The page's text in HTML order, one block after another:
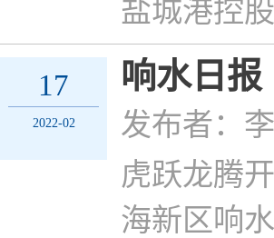
盐城港控
17
2022-02
响水日
发布者：
虎跃龙腾
海新区响